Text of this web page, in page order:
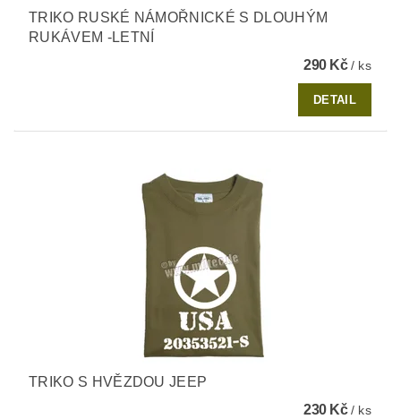
TRIKO RUSKÉ NÁMOŘNICKÉ S DLOUHÝM
RUKÁVEM -LETNÍ
290 Kč/ ks
DETAIL
TRIKO S HVĚZDOU JEEP
230 Kč/ ks